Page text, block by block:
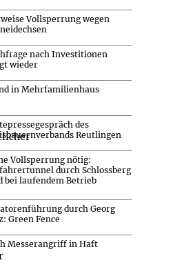
Vollsperrung wegen
nach Investitionen
wieder
in Mehrfamilienhaus
des
Reutlingen
Vollsperrung nötig:
durch Schlossberg
bei laufendem Betrieb
durch Georg
Green Fence
Messerangriff in Haft